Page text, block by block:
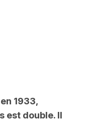
1933,
est double. Il